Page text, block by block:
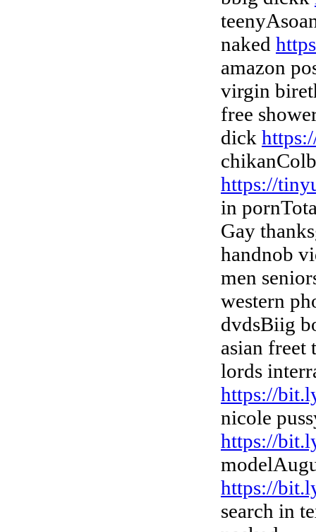
naked
amazon
virgin
free
dick
https://
in
Gay
handnob
men
western
dvdsBiig
asian freet
lords
https://
nicole
https://
https://
search in